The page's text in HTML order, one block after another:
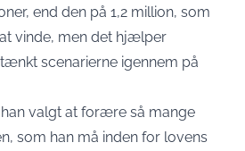
end den på 1,2 million, som
vinde, men det hjælper
scenarierne igennem på
valgt at forære så mange
som han må inden for lovens